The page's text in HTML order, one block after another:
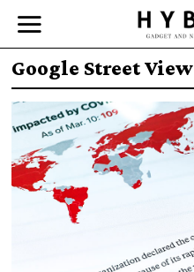
Google Street View